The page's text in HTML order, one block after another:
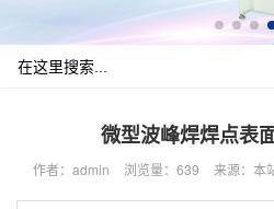
微型波峰焊焊点表
作者：admin 浏览量：639 来源：本